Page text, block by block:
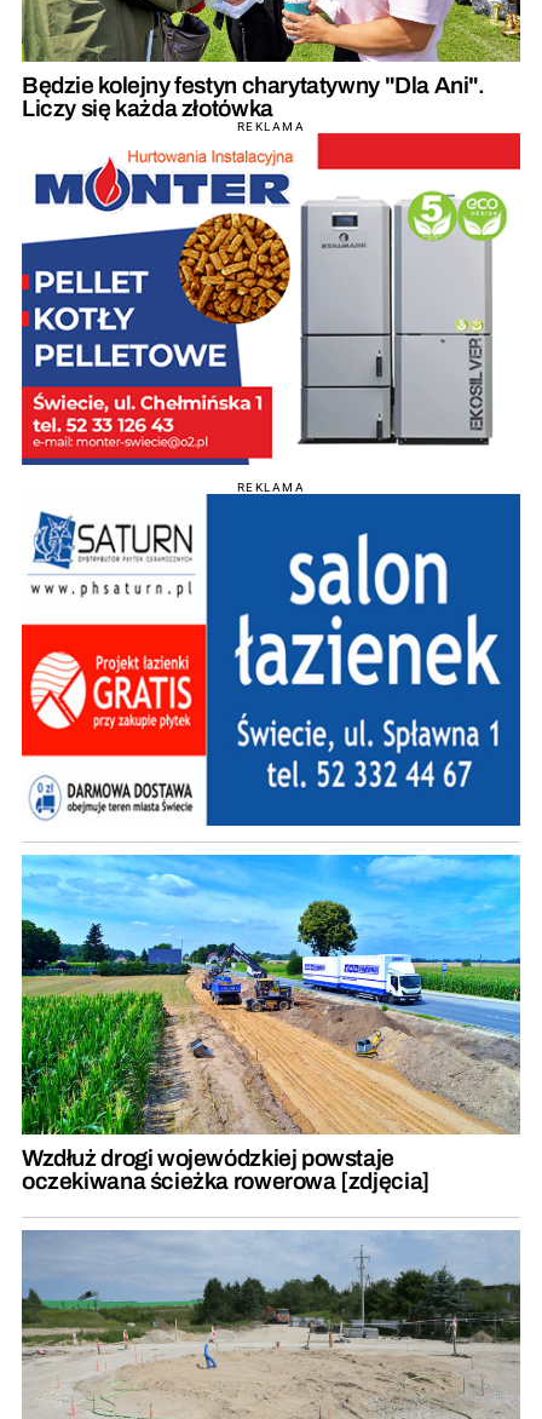
Będzie kolejny festyn charytatywny "Dla Ani".
Liczy się każda złotówka
REKLAMA
REKLAMA
Wzdłuż drogi wojewódzkiej powstaje
oczekiwana ścieżka rowerowa [zdjęcia]